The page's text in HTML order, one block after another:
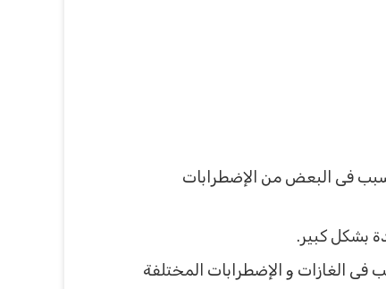
فى البعض من الإضطرابات
بشكل كبير.
الغازات و الإضطرابات المختلفة